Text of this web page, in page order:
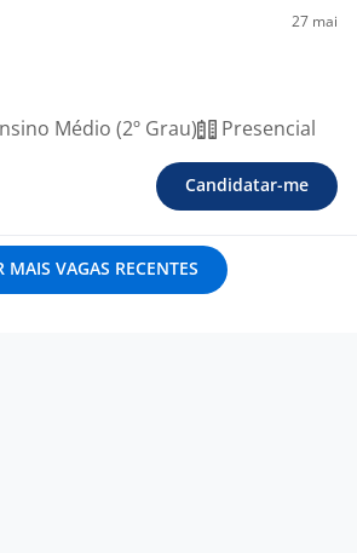
27 mai
Médio (2º Grau) Presencial
Candidatar-me
MAIS VAGAS RECENTES